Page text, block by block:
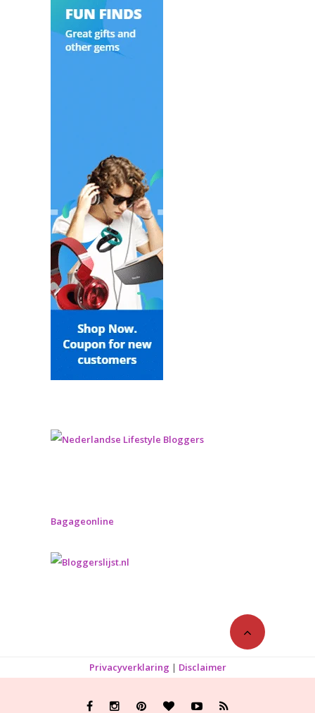
Bagageonline
Privacyverklaring | Disclaimer